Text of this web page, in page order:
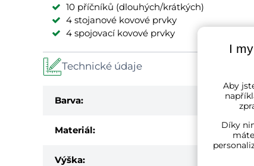
10 příčníků (dlouhých/krátkých)
4 stojanové kovové prvky
4 spojovací kovové prvky
Technické údaje
Barva:
Materiál:
Výška:
I
Aby
Díky